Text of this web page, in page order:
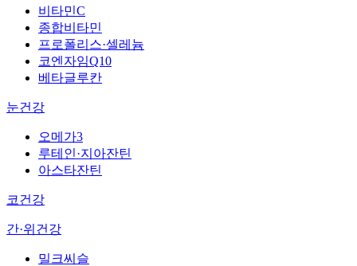
비타민C
종합비타민
프로폴리스·셀레늄
코엔자임Q10
베타글루칸
눈건강
오메가3
루테인·지아잔틴
아스타잔틴
코건강
간·위건강
밀크씨슬